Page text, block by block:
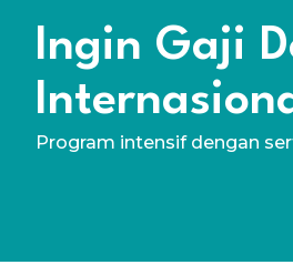
Ingin Gaji
Program intensif dengan